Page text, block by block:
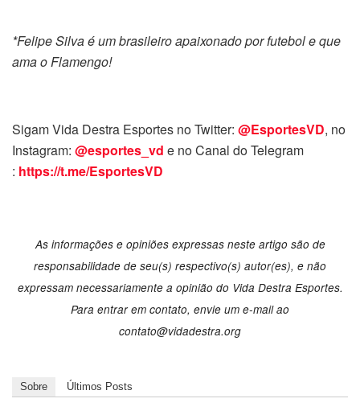
*Felipe Silva é um brasileiro apaixonado por futebol e que
ama o Flamengo!
Sigam Vida Destra Esportes no Twitter: @EsportesVD, no
Instagram: @esportes_vd e no Canal do Telegram
: https://t.me/EsportesVD
As informações e opiniões expressas neste artigo são de
responsabilidade de seu(s) respectivo(s) autor(es), e não
expressam necessariamente a opinião do Vida Destra Esportes.
Para entrar em contato, envie um e-mail ao
contato@vidadestra.org
Sobre Últimos Posts